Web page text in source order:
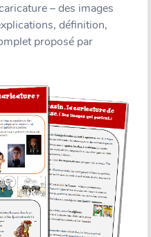
– des images
définition,
proposé par